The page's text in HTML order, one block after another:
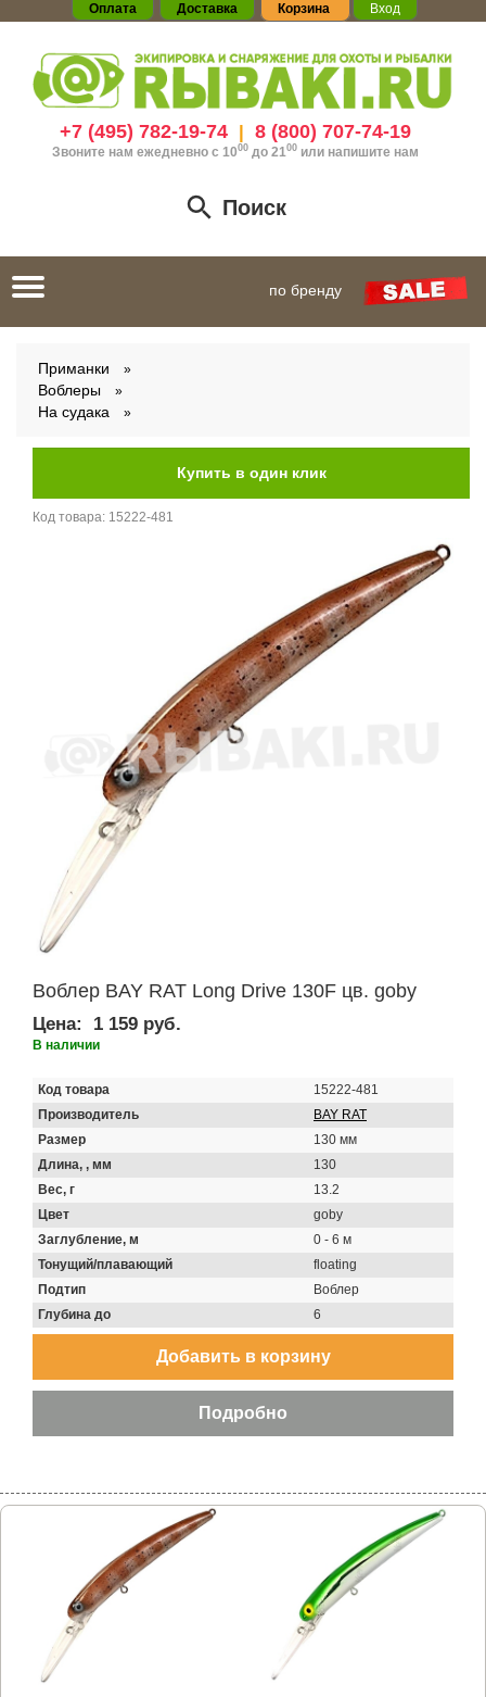
Оплата Доставка Корзина Вход
+7 (495) 782-19-74| 8 (800) 707-74-19
Звоните нам ежедневно с 1000до 21 00 или напишите нам
Поиск
Toggle
navigation
по бренду
Приманки
Воблеры
На судака
Код товара: 15222-481
Воблер BAY RAT Long Drive 130F цв. goby
Цена: 1 159 руб.
В наличии
Код товара
15222-481
Производитель
BAY RAT
Размер
130 мм
Длина, , мм
130
Вес, г
13.2
Цвет
goby
Заглубление, м
0 - 6 м
Тонущий/плавающий
floating
Подтип
Воблер
Глубина до
6